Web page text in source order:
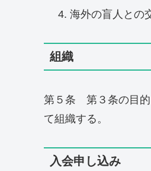
海外の盲人との
組織
第５条 第３条の目的
て組織する。
入会申し込み